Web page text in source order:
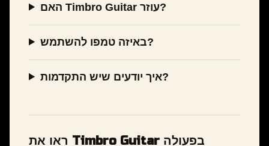
האם Timbro Guitar עוזר?
באיזה טמפו להשתמש?
איך יודעים שיש התקדמות?
ראו את Timbro Guitar בפעולה